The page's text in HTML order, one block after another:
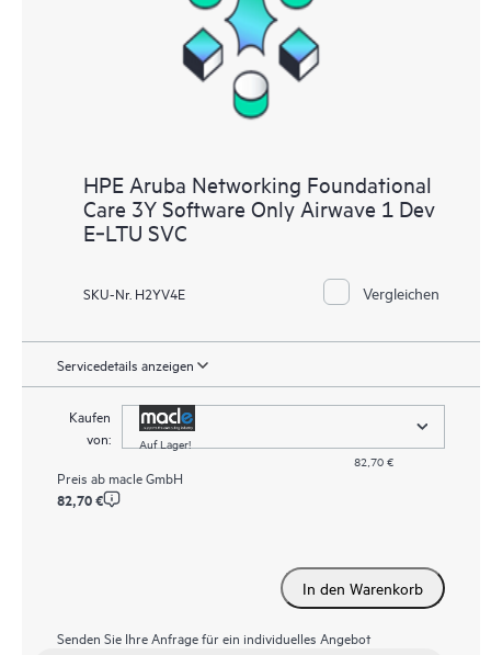
HPE Aruba Networking Foundational
Care 3Y Software Only Airwave 1 Dev
E‑LTU SVC
SKU-Nr. H2YV4E Vergleichen
Servicedetails anzeigen
Kaufen
von:
Auf Lager!
82,70 €
Preis ab macle GmbH
82,70 €
In den Warenkorb
Senden Sie Ihre Anfrage für ein individuelles Angebot